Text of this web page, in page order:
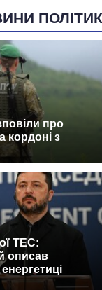
про
кордоні з
ТЕС:
описав